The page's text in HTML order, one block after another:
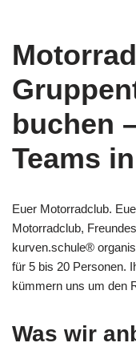
Motorrad
buchen
Teams
Euer Motorradclub.
Motorradclub,
kurven.schule®
für 5 bis 20 Personen.
kümmern uns um den
Was wir